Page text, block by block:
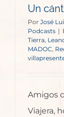
Un
Por José
Podcasts |
Tierra,
MADOC,
Amigos
Viajera,